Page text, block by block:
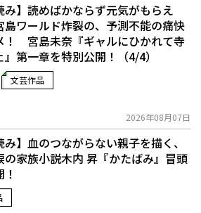
み】読めばかならず元気がもらえ
ワールド炸裂の、予測不能の痛快
！ 宮島未奈『ギャルにひかれて寺
』第一章を特別公開！（4/4）
文芸作品
2026年08月07日
み】血のつながらない親子を描く、
家族小説――木内 昇『かたばみ』冒頭